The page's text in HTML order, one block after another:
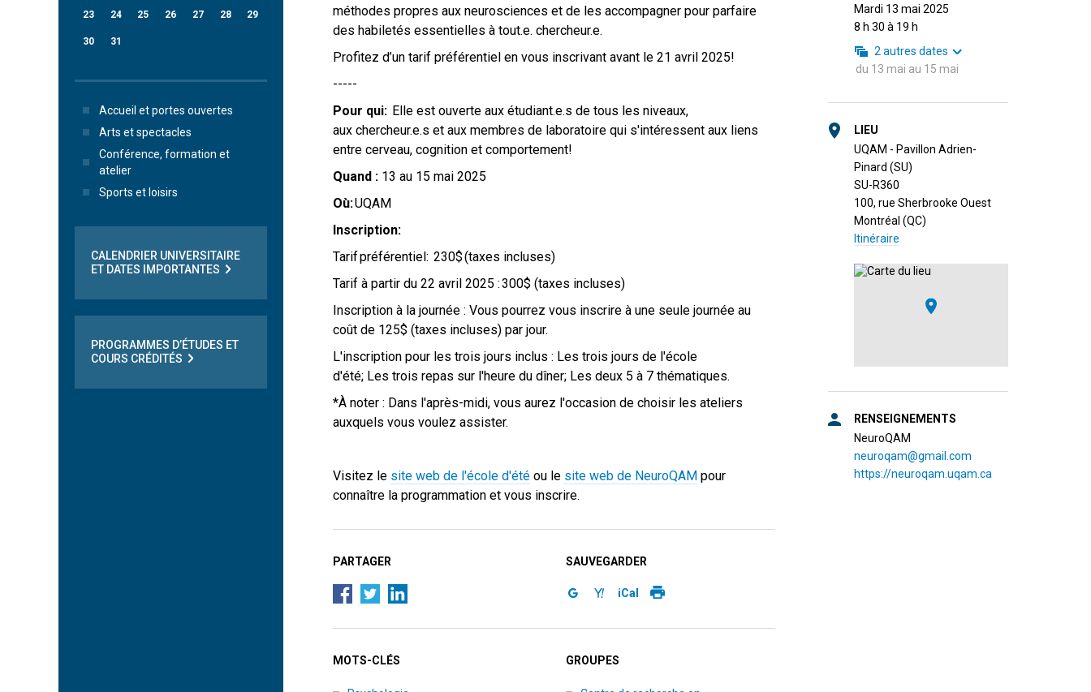
méthodes propres aux neurosciences et de les accompagner pour parfaire
des habiletés essentielles à tout.e. chercheur.e.
Profitez d’un tarif préférentiel en vous inscrivant avant le 21 avril 2025!
-----
Pour qui: Elle est ouverte aux étudiant.e.s de tous les niveaux,
aux chercheur.e.s et aux membres de laboratoire qui s'intéressent aux liens
entre cerveau, cognition et comportement!
Quand :13 au 15 mai 2025
Où:UQAM
Inscription:
Tarif préférentiel: 230$ (taxes incluses)
Tarif à partir du 22 avril 2025 : 300$ (taxes incluses)
Inscription à la journée : Vous pourrez vous inscrire à une seule journée au
coût de 125$ (taxes incluses) par jour.
L'inscription pour les trois jours inclus : Les trois jours de l'école
d'été; Les trois repas sur l'heure du dîner; Les deux 5 à 7 thématiques.
*À noter : Dans l'après-midi, vous aurez l'occasion de choisir les ateliers
auxquels vous voulez assister.
Visitez le site web de l'école d'étéou le site web de NeuroQAMpour
connaître la programmation et vous inscrire.
mardi 13 mai 2025
8 h 30 à 19 h
2 autres dates
du 13 mai au 15 mai
LIEU
UQAM - Pavillon Adrien-
Pinard (SU)
SU-R360
100, rue Sherbrooke Ouest
Montréal (QC)
Itinéraire
RENSEIGNEMENTS
NeuroQAM
neuroqam@gmail.com
https://neuroqam.uqam.ca
PARTAGER SAUVEGARDER
iCal
MOTS-CLÉS GROUPES
23 24 25 26 27 28 29
30 31
Accueil et portes ouvertes
Arts et spectacles
Conférence, formation et
atelier
Sports et loisirs
CALENDRIER UNIVERSITAIRE
ET DATES IMPORTANTES
PROGRAMMES D’ÉTUDES ET
COURS CRÉDITÉS